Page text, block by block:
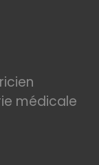
médicale